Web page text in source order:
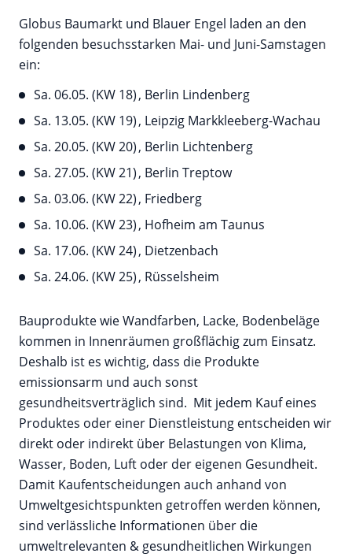
Globus Baumarkt und Blauer Engel laden an den
folgenden besuchsstarken Mai- und Juni-Samstagen
ein:
Sa. 06.05. (KW 18) , Berlin Lindenberg
Sa. 13.05. (KW 19) , Leipzig Markkleeberg-Wachau
Sa. 20.05. (KW 20) , Berlin Lichtenberg
Sa. 27.05. (KW 21) , Berlin Treptow
Sa. 03.06. (KW 22) , Friedberg
Sa. 10.06. (KW 23) , Hofheim am Taunus
Sa. 17.06. (KW 24) , Dietzenbach
Sa. 24.06. (KW 25) , Rüsselsheim
Bauprodukte wie Wandfarben, Lacke, Bodenbeläge
kommen in Innenräumen großflächig zum Einsatz.
Deshalb ist es wichtig, dass die Produkte
emissionsarm und auch sonst
gesundheitsverträglich sind. Mit jedem Kauf eines
Produktes oder einer Dienstleistung entscheiden wir
direkt oder indirekt über Belastungen von Klima,
Wasser, Boden, Luft oder der eigenen Gesundheit.
Damit Kaufentscheidungen auch anhand von
Umweltgesichtspunkten getroffen werden können,
sind verlässliche Informationen über die
umweltrelevanten & gesundheitlichen Wirkungen